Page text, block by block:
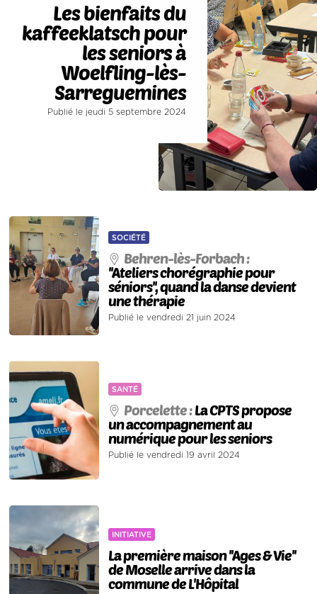
Les bienfaits du
kaffeeklatsch pour
les seniors à
Woelfling-lès-
Sarreguemines
Publié le jeudi 5 septembre 2024
SOCIÉTÉ
Behren-lès-Forbach :
''Ateliers chorégraphie pour
séniors'', quand la danse devient
une thérapie
Publié le vendredi 21 juin 2024
SANTÉ
Porcelette :La CPTS propose
un accompagnement au
numérique pour les seniors
Publié le vendredi 19 avril 2024
INITIATIVE
La première maison ''Ages & Vie''
de Moselle arrive dans la
commune de L'Hôpital